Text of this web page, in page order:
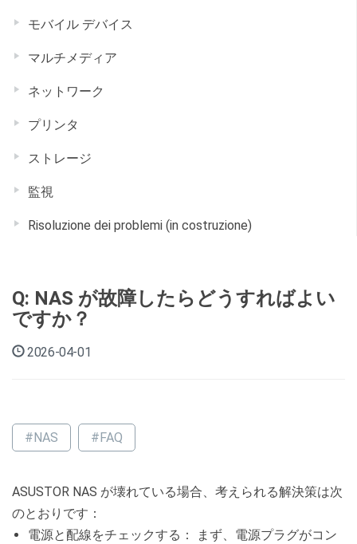
モバイル デバイス
マルチメディア
ネットワーク
プリンタ
ストレージ
監視
Risoluzione dei problemi (in costruzione)
Q: NAS が故障したらどうすればよい
ですか？
2026-04-01
#NAS #FAQ
ASUSTOR NAS が壊れている場合、考えられる解決策は次
のとおりです：
電源と配線をチェックする： まず、電源プラグがコン